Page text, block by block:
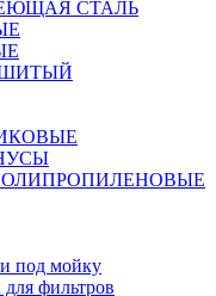
СТАЛЬ
ПОЛИПРОПИЛЕНОВЫЕ
под мойку
фильтров